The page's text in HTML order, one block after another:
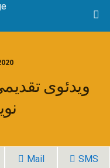
ویدئوی
Mail SMS